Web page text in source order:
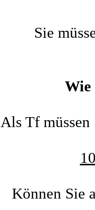
Sie
Wie
Als Tf
Können Sie